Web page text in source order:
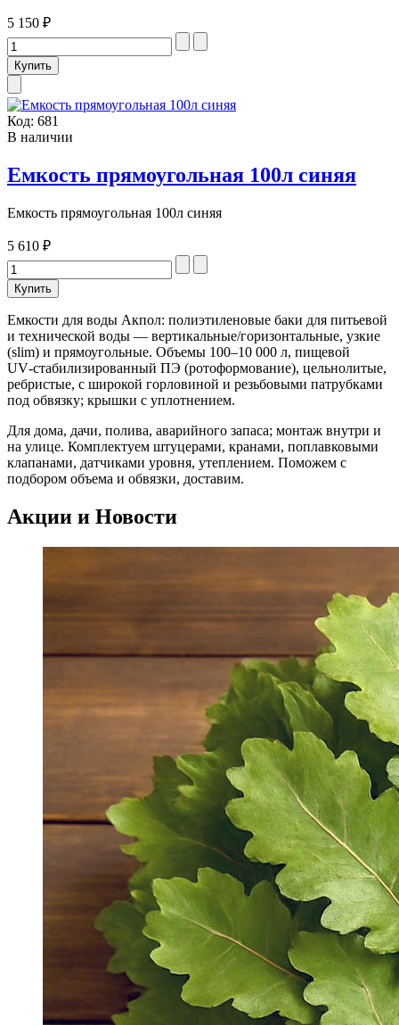
5 150 ₽
Код: 681
В наличии
Емкость прямоугольная 100л синяя
Емкость прямоугольная 100л синяя
5 610 ₽
Емкости для воды Акпол: полиэтиленовые баки для питьевой
и технической воды — вертикальные/горизонтальные, узкие
(slim) и прямоугольные. Объемы 100–10 000 л, пищевой
UV‑стабилизированный ПЭ (ротоформование), цельнолитые,
ребристые, с широкой горловиной и резьбовыми патрубками
под обвязку; крышки с уплотнением.
Для дома, дачи, полива, аварийного запаса; монтаж внутри и
на улице. Комплектуем штуцерами, кранами, поплавковыми
клапанами, датчиками уровня, утеплением. Поможем с
подбором объема и обвязки, доставим.
Акции и Новости